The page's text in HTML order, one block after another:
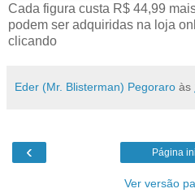
Cada figura custa R$ 44,99
podem ser adquiridas na loja
clicando
Eder (Mr. Blisterman) Pegoraro às
‹ Página
Ver versão